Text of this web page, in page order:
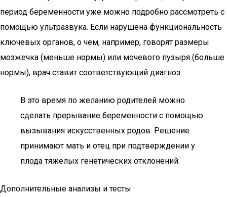
период беременности уже можно подробно рассмотреть с
помощью ультразвука. Если нарушена функциональность
ключевых органов, о чем, например, говорят размеры
мозжечка (меньше нормы) или мочевого пузыря (больше
нормы), врач ставит соответствующий диагноз.
В это время по желанию родителей можно
сделать прерывание беременности с помощью
вызывания искусственных родов. Решение
принимают мать и отец при подтверждении у
плода тяжелых генетических отклонений.
Дополнительные анализы и тесты